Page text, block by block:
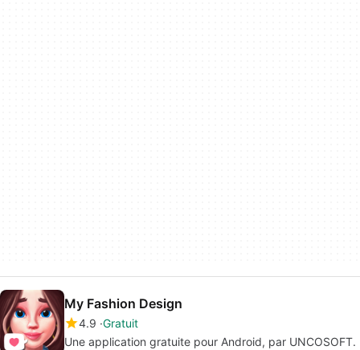
My Fashion Design
4.9 Gratuit
Une application gratuite pour Android, par UNCOSOFT.